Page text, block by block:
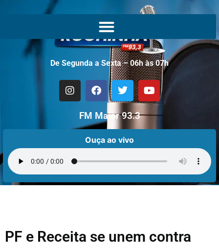
De Segunda a Sexta – 06h às 07h
FM Maior 93.3
Ouça ao vivo
PF e Receita se unem contra